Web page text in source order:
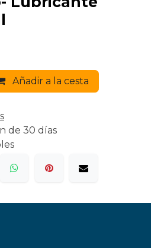
Añadir a la cesta
de 30 días